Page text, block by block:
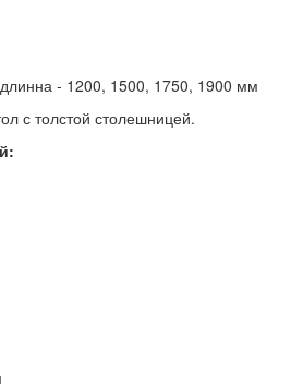
- 1200, 1500, 1750, 1900 мм
с толстой столешницей.